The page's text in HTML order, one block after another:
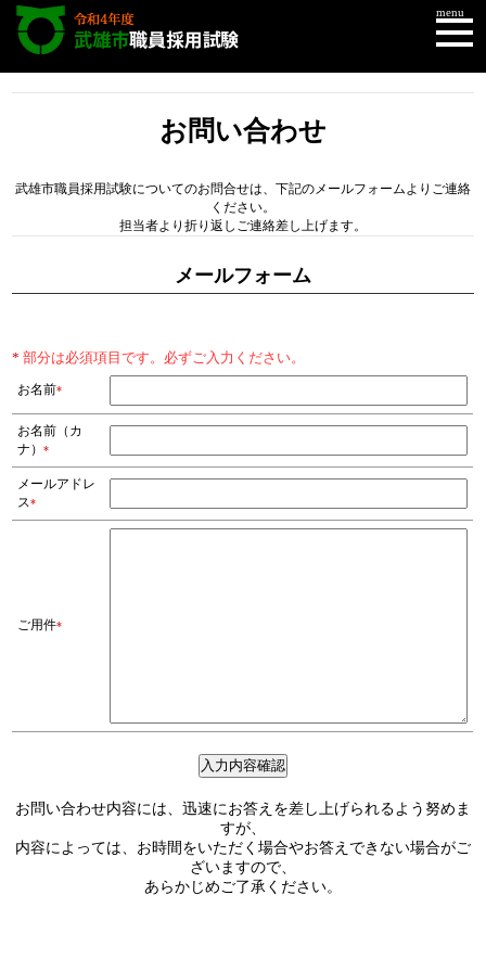
menu
TOP お問合せフォーム
お問い合わせ
武雄市職員採用試験についてのお問合せは、下記のメールフォームよりご連絡
ください。
担当者より折り返しご連絡差し上げます。
メールフォーム
* 部分は必須項目です。必ずご入力ください。
お名前*
お名前（カ
ナ）*
メールアドレ
ス*
ご用件*
入力内容確認
お問い合わせ内容には、迅速にお答えを差し上げられるよう努めま
すが、
内容によっては、お時間をいただく場合やお答えできない場合がご
ざいますので、
あらかじめご了承ください。